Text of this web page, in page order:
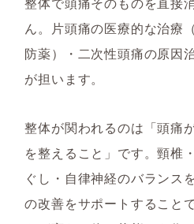
ん。片頭痛の医療的な治療
防薬）・二次性頭痛の原因
が担います。
整体が関われるのは「頭痛
を整えること」です。頸椎
ぐし・自律神経のバランス
の改善をサポートすること